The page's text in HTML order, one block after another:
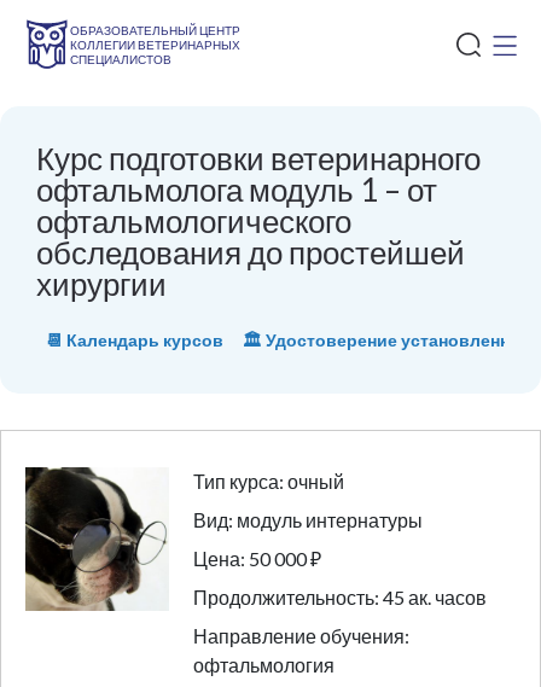
ОБРАЗОВАТЕЛЬНЫЙ ЦЕНТР
КОЛЛЕГИИ ВЕТЕРИНАРНЫХ
СПЕЦИАЛИСТОВ
Курс подготовки ветеринарного
офтальмолога модуль 1 – от
офтальмологического
обследования до простейшей
хирургии
📆 Календарь курсов 🏛 Удостоверение
Тип курса: очный
Вид: модуль интернатуры
Цена: 50 000 ₽
Продолжительность: 45 ак. часов
Направление обучения:
офтальмология